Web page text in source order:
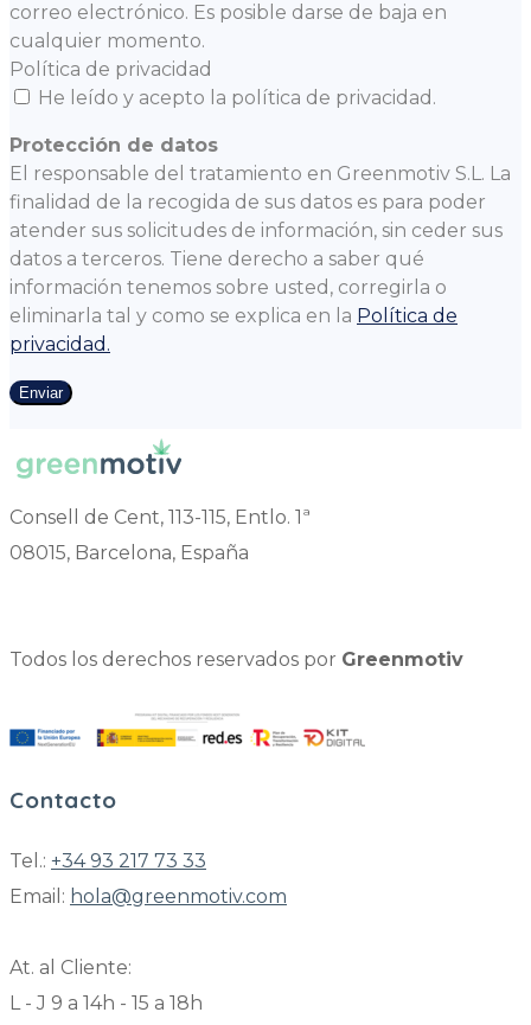
correo electrónico. Es posible darse de baja en
cualquier momento.
Política de privacidad
He leído y acepto la política de privacidad.
Protección de datos
El responsable del tratamiento en Greenmotiv S.L. La
finalidad de la recogida de sus datos es para poder
atender sus solicitudes de información, sin ceder sus
datos a terceros. Tiene derecho a saber qué
información tenemos sobre usted, corregirla o
eliminarla tal y como se explica en la Política de
privacidad.
Enviar
Consell de Cent, 113-115, Entlo. 1ª
08015, Barcelona, España
Todos los derechos reservados por Greenmotiv
Contacto
Tel.: +34 93 217 73 33
Email: hola@greenmotiv.com
At. al Cliente:
L - J 9 a 14h - 15 a 18h